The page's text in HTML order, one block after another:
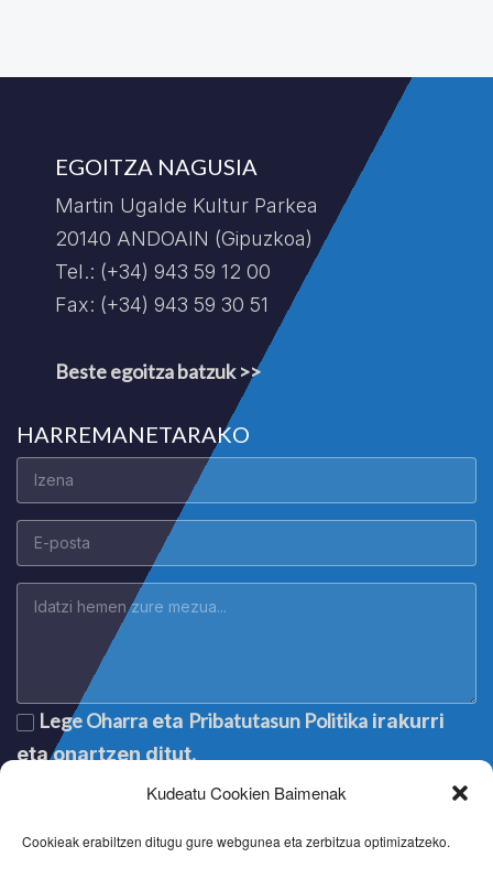
Kudeatu Cookien Baimenak
Cookieak erabiltzen ditugu gure webgunea eta zerbitzua optimizatzeko.
EGOITZA NAGUSIA
Martin Ugalde Kultur Parkea
20140 ANDOAIN (Gipuzkoa)
Tel.: (+34) 943 59 12 00
Fax: (+34) 943 59 30 51
Beste egoitza batzuk >>
HARREMANETARAKO
Lege Oharra eta Pribatutasun Politika irakurri
eta onartzen ditut.